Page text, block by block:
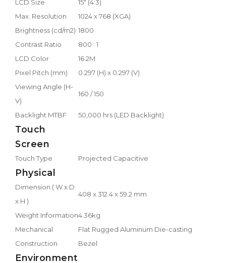
LCD Size
15" (4:3)
Max. Resolution
1024 x 768 (XGA)
Brightness (cd/m2) 1800
Contrast Ratio
800 : 1
LCD Color
16.2M
Pixel Pitch (mm)
0.297 (H) x 0.297 (V)
Viewing Angle (H-
V)
160 / 150
Backlight MTBF 50,000 hrs (LED Backlight)
Touch
Screen
Touch Type Projected Capacitive
Physical
Dimension ( W x D
x H )
408 x 312.4 x 59.2 mm
Weight Information4.36kg
Mechanical
Construction
Flat Rugged Aluminum Die-casting
Bezel
Environment